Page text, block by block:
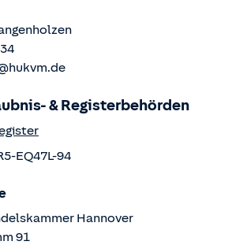
& Registerbehörden
EQ47L-94
Hannover
91